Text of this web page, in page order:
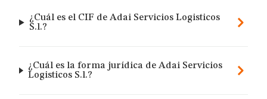
¿Cuál es el CIF de Adai Servicios Logisticos
S.l.?
¿Cuál es la forma jurídica de Adai Servicios
Logisticos S.l.?